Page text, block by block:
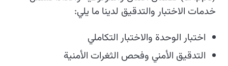
خدمات الاختبار والتدقيق لدينا ما يلي:
اختبار الوحدة والاختبار التكاملي
التدقيق الأمني وفحص الثغرات الأمنية